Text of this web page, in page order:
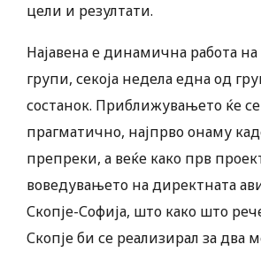
цели и резултати.
Најавена е динамична работа
групи, секоја недела една од
состанок. Приближувањето ќе
прагматично, најпрво онаму
препреки, а веќе како прв
воведувањето на директната
Скопје-Софија, што како што
Скопје би се реализирал за два